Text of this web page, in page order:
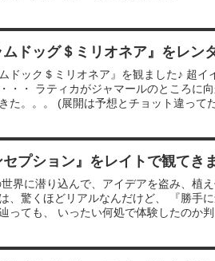
ムドッグ＄ミリオネア』をレン
ドック＄ミリオネア』を観ました♪
・・ ラティカがジャマールのところに
た。。。 (展開は予想とチョット違って
プション』をレイトで観てき
に潜り込んで、アイデアを盗み、植え
、驚くほどリアルなんだけど、 『勝手
っても、 いったい何処で体験したのか